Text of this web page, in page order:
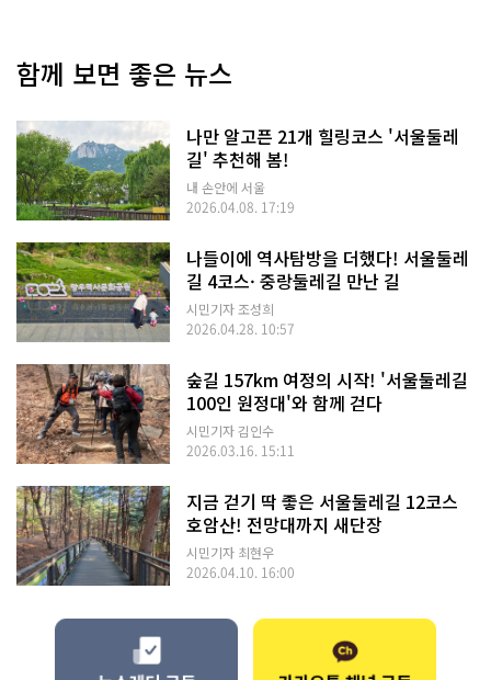
함께 보면 좋은 뉴스
나만 알고픈 21개 힐링코스 '서울둘레
길' 추천해 봄!
내 손안에 서울
2026.04.08. 17:19
나들이에 역사탐방을 더했다! 서울둘레
길 4코스· 중랑둘레길 만난 길
시민기자 조성희
2026.04.28. 10:57
숲길 157km 여정의 시작! '서울둘레길
100인 원정대'와 함께 걷다
시민기자 김인수
2026.03.16. 15:11
지금 걷기 딱 좋은 서울둘레길 12코스
호암산! 전망대까지 새단장
시민기자 최현우
2026.04.10. 16:00